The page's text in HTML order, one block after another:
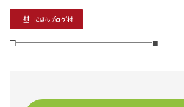
□━━━━━━━━━━━━━━■